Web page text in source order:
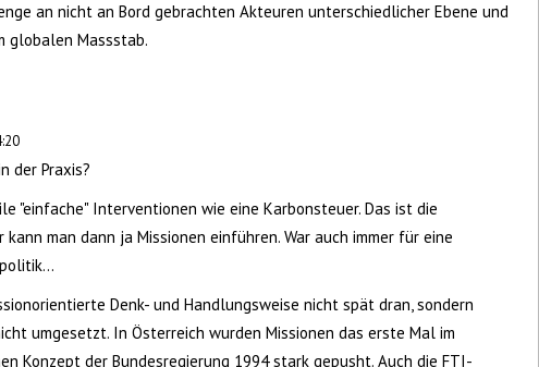
an nicht an Bord gebrachten Akteuren unterschiedlicher Ebene und
globalen Massstab.
der Praxis?
"einfache" Interventionen wie eine Karbonsteuer. Das ist die
kann man dann ja Missionen einführen. War auch immer für eine
Denk- und Handlungsweise nicht spät dran, sondern
umgesetzt. In Österreich wurden Missionen das erste Mal im
Konzept der Bundesregierung 1994 stark gepusht. Auch die FTI-